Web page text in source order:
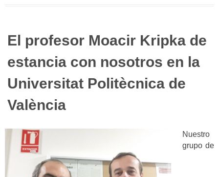
El profesor Moacir Kripka de
estancia con nosotros en la
Universitat Politècnica de
València
Nuestro
grupo de